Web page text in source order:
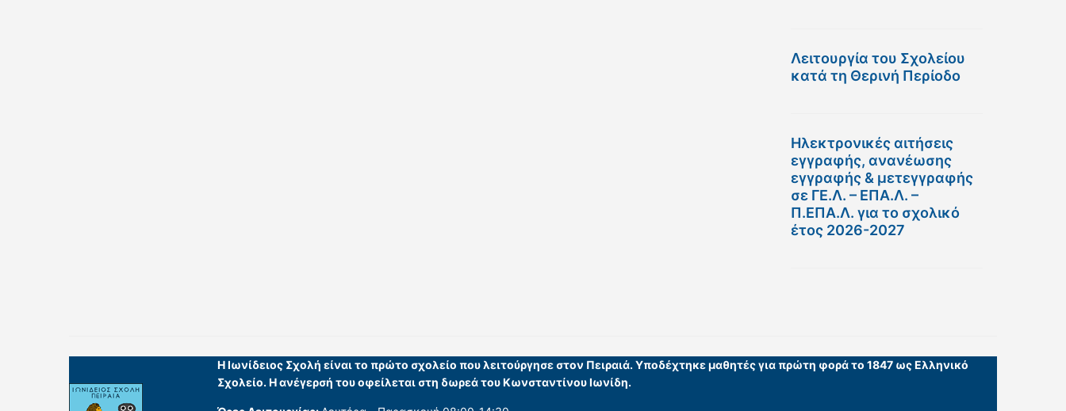
Λειτουργία του Σχολείου
κατά τη Θερινή Περίοδο
Ηλεκτρονικές αιτήσεις
εγγραφής, ανανέωσης
εγγραφής & μετεγγραφής
σε ΓΕ.Λ. – ΕΠΑ.Λ. –
Π.ΕΠΑ.Λ. για το σχολικό
έτος 2026-2027
Η Ιωνίδειος Σχολή είναι το πρώτο σχολείο που λειτούργησε στον Πειραιά. Υποδέχτηκε μαθητές για πρώτη φορά το 1847 ως Ελληνικό
Σχολείο. Η ανέγερσή του οφείλεται στη δωρεά του Κωνσταντίνου Ιωνίδη.